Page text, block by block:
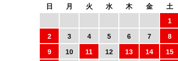
日 月 火 水 木 金
土
1
2
3 4 5 6 7
8
9
10 11 12 13 14
15